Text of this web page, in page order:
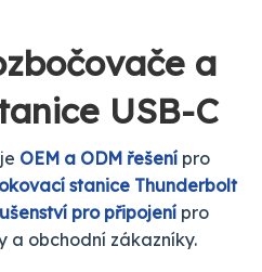
a
USB-C
OEM a ODM řešení pro
stanice Thunderbolt
pro připojení pro
a obchodní zákazníky.